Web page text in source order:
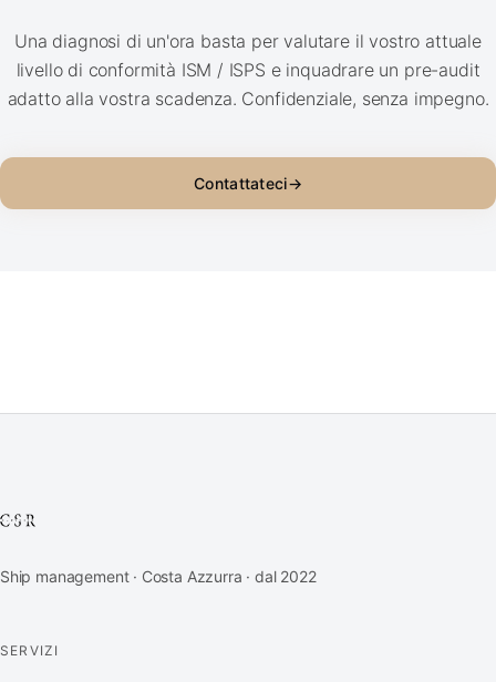
Una diagnosi di un'ora basta per valutare il vostro attuale
livello di conformità ISM / ISPS e inquadrare un pre-audit
adatto alla vostra scadenza. Confidenziale, senza impegno.
Contattateci→
Ship management · Costa Azzurra · dal 2022
SERVIZI